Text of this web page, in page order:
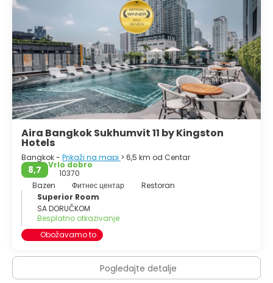
Aira Bangkok Sukhumvit 11 by Kingston
Hotels
Bangkok - Prikaži na mapi > 6,5 km od Centar
8,7
Vrlo dobro
10370
Bazen
Фитнес центар
Restoran
Superior Room
SA DORUČKOM
Besplatno otkazivanje
Obožavamo to
Pogledajte detalje